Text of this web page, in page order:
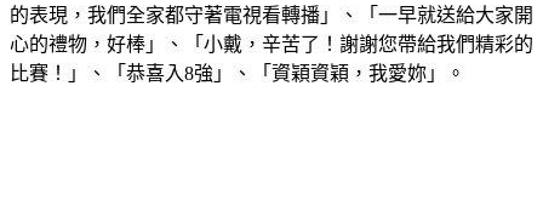
的表現，我們全家都守著電視看轉播」、「一早就送給大家開
心的禮物，好棒」、「小戴，辛苦了！謝謝您帶給我們精彩的
比賽！」、「恭喜入8強」、「資穎資穎，我愛妳」。